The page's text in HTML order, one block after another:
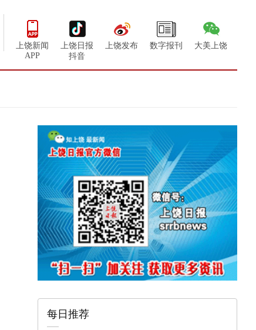
上饶新闻
APP
上饶日报
抖音
上饶发布 数字报刊 大美上饶
每日推荐